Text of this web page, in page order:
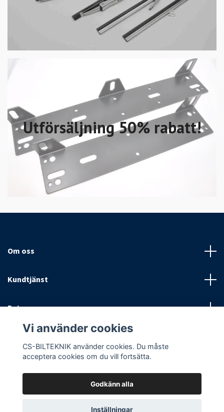
Utförsäljning 50% rabatt!
Om oss
Kundtjänst
Fotmeny
© 2026 CS Bilteknik/Effect Bildelar
Vi använder cookies
CS-BILTEKNIK använder cookies. Du måste
acceptera cookies om du vill fortsätta.
Godkänn alla
Inställningar